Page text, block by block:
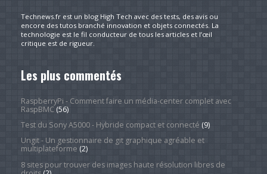
Technews.fr est un blog High Tech avec des tests, des avis ou
encore des tutos branché innovation et objets connectés. La
technologie est le fil conducteur de tous les articles et l’œil
critique est de rigueur.
Les plus commentés
RaspberryPi - Comment faire un média-center complet avec
RaspBMC(56)
Test du Sony A5000 - Hybride compact et connecté (9)
Ungit - Un gestionnaire de git graphique agréable et
multiplateforme (2)
8 sites pour trouver des images haute résolution libres de